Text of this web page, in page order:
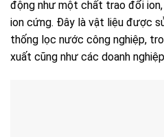
động như một chất trao đổi
ion cứng. Đây là vật liệu được
thống lọc nước công nghiệp,
xuất cũng như các doanh